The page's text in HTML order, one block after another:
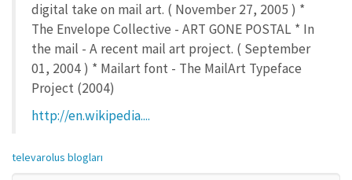
digital take on mail art. ( November 27, 2005 ) *
The Envelope Collective - ART GONE POSTAL * In
the mail - A recent mail art project. ( September
01, 2004 ) * Mailart font - The MailArt Typeface
Project (2004)
http://en.wikipedia....
televarolus blogları